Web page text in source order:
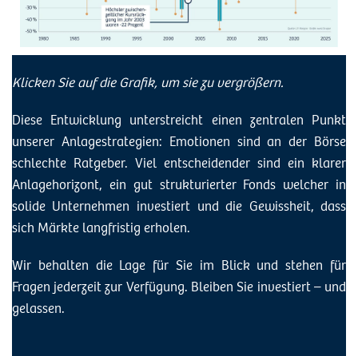
Klicken Sie auf die Grafik, um sie zu vergrößern.
Diese Entwicklung unterstreicht einen zentralen Punkt
unserer Anlagestrategien: Emotionen sind an der Börse
schlechte Ratgeber. Viel entscheidender sind ein klarer
Anlagehorizont, ein gut strukturierter Fonds welcher in
solide Unternehmen investiert und die Gewissheit, dass
sich Märkte langfristig erholen.
Wir behalten die Lage für Sie im Blick und stehen für
Fragen jederzeit zur Verfügung. Bleiben Sie investiert – und
gelassen.